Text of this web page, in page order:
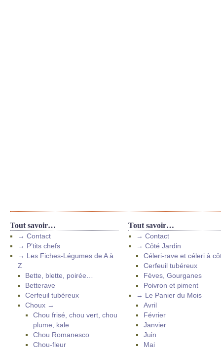
Tout savoir…
→ Contact
→ P’tits chefs
→ Les Fiches-Légumes de A à
Z
Bette, blette, poirée…
Betterave
Cerfeuil tubéreux
Choux →
Chou frisé, chou vert, chou
plume, kale
Chou Romanesco
Chou-fleur
Tout savoir…
→ Contact
→ Côté Jardin
Céleri-rave et céleri à
Cerfeuil tubéreux
Fèves, Gourganes
Poivron et piment
→ Le Panier du Mois
Avril
Février
Janvier
Juin
Mai